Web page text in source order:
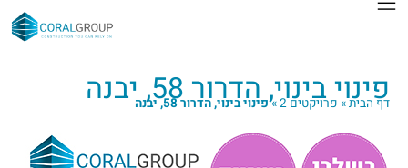
פינוי בינוי, הדרור 58, יבנה
דף הבית» פרויקטים 2 »פינוי בינוי, הדרור 58, יבנה